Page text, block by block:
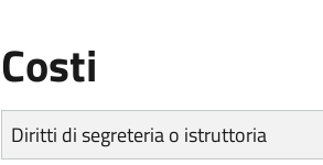
Costi
Diritti di segreteria o istruttoria